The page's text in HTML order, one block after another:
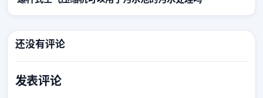
还没有评论
发表评论